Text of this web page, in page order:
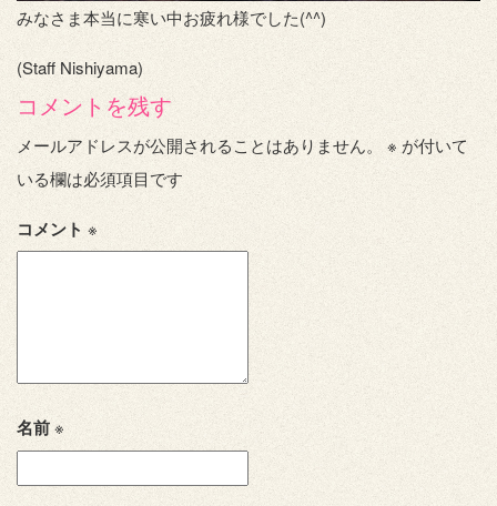
みなさま本当に寒い中お疲れ様でした(^^)
(Staff Nishiyama)
コメントを残す
メールアドレスが公開されることはありません。 ※ が付いて
いる欄は必須項目です
コメント ※
名前※